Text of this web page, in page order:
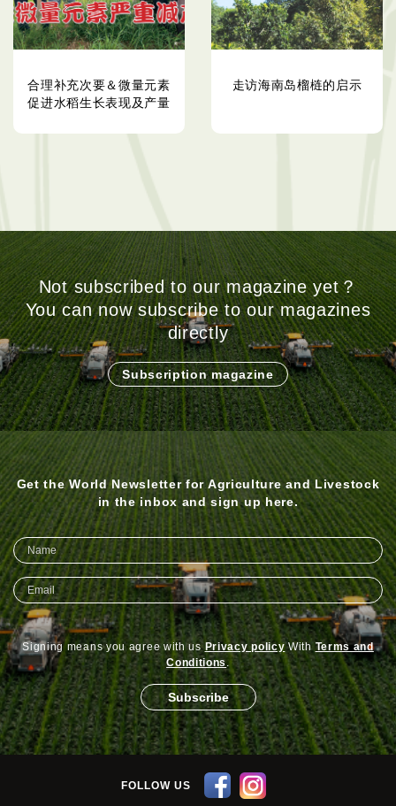
合理补充次要＆微量元素
促进水稻生长表现及产量
走访海南岛榴梿的启示
Not subscribed to our magazine yet？
You can now subscribe to our magazines
directly
Subscription magazine
Get the World Newsletter for Agriculture and Livestock
in the inbox and sign up here.
Signing means you agree with usPrivacy policyWithTerms and
Conditions
Subscribe
FOLLOW US